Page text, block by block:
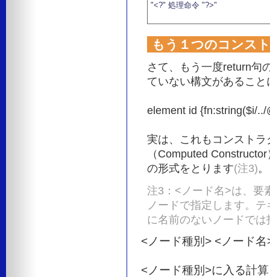
"<?" 処理命令 "?>"
もう１つのコンス
さて、もう一度return句
ていない構文があるこ
element id {fn:string($i/../
実は、これもコンスト
（Computed
の形式をとります(注3)。
注3：<ノード名>は、要
ノードで指定します。
に名前のないノードで
<ノード種別> <ノード
<ノード種別>に入る計